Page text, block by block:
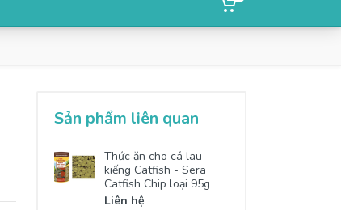
Sản phẩm liên quan
Thức ăn cho cá lau
kiếng Catfish - Sera
Catfish Chip loại 95g
Liên hệ